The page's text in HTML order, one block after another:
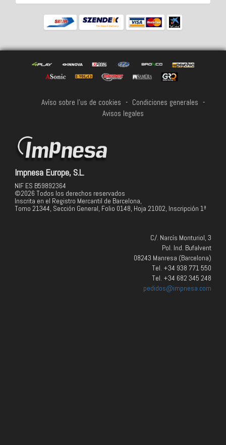
Avíso sobre l'us de cookies - Condiciones generales -
Avisos legales
Impnesa Europe, S.L.
NIF ES B59892364
©2026 Todos los derechos reservados
Inscrita en el Registro Mercantil de Barcelona,
Tomo 21344, Sección General, Folio 0148, Hoja 21002, Inscripción 1ª
C/. Narcís Monturiol, 3
Pol. Ind. Bufalvent
08243 Manresa (Barcelona)
Tel. +34 938 771 550
Tel. +34 682 345 248
pedidos@impnesa.com